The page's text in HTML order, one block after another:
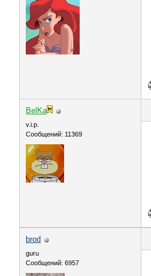
BelKa
v.i.p.
Сообщений: 11369
brod
guru
Сообщений: 6957